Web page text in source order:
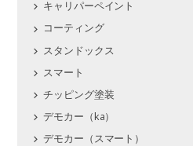
キャリパーペイント
コーティング
スタンドックス
スマート
チッピング塗装
デモカー（ka）
デモカー（スマート）